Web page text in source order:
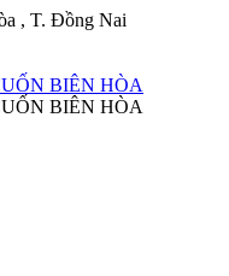
, T. Đồng Nai